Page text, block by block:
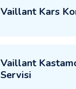
Vaillant Kars
Vaillant
Servisi